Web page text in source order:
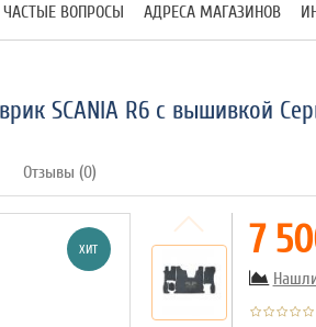
ЧАСТЫЕ ВОПРОСЫ АДРЕСА МАГАЗИНОВ
SCANIA R6 с вышивкой
Отзывы (0)
ХИТ 7